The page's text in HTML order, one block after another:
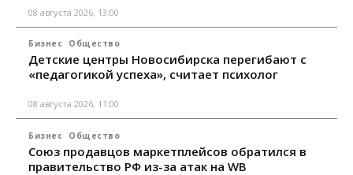
08 августа 2026, 13:00
Бизнес Общество
Детские центры Новосибирска перегибают с
«педагогикой успеха», считает психолог
08 августа 2026, 11:00
Бизнес Общество
Союз продавцов маркетплейсов обратился в
правительство РФ из-за атак на WB